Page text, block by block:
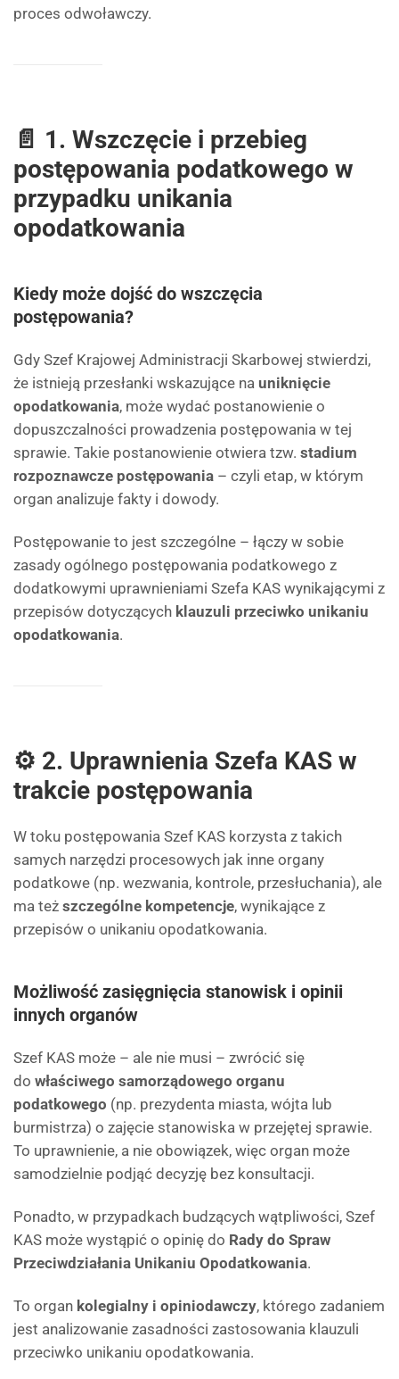
proces odwoławczy.
📄 1. Wszczęcie i przebieg
postępowania podatkowego w
przypadku unikania
opodatkowania
Kiedy może dojść do wszczęcia
postępowania?
Gdy Szef Krajowej Administracji Skarbowej stwierdzi,
że istnieją przesłanki wskazujące na uniknięcie
opodatkowania, może wydać postanowienie o
dopuszczalności prowadzenia postępowania w tej
sprawie. Takie postanowienie otwiera tzw. stadium
rozpoznawcze postępowania – czyli etap, w którym
organ analizuje fakty i dowody.
Postępowanie to jest szczególne – łączy w sobie
zasady ogólnego postępowania podatkowego z
dodatkowymi uprawnieniami Szefa KAS wynikającymi z
przepisów dotyczących klauzuli przeciwko unikaniu
opodatkowania.
⚙️ 2. Uprawnienia Szefa KAS w
trakcie postępowania
W toku postępowania Szef KAS korzysta z takich
samych narzędzi procesowych jak inne organy
podatkowe (np. wezwania, kontrole, przesłuchania), ale
ma też szczególne kompetencje, wynikające z
przepisów o unikaniu opodatkowania.
Możliwość zasięgnięcia stanowisk i opinii
innych organów
Szef KAS może – ale nie musi – zwrócić się
do właściwego samorządowego organu
podatkowego (np. prezydenta miasta, wójta lub
burmistrza) o zajęcie stanowiska w przejętej sprawie.
To uprawnienie, a nie obowiązek, więc organ może
samodzielnie podjąć decyzję bez konsultacji.
Ponadto, w przypadkach budzących wątpliwości, Szef
KAS może wystąpić o opinię do Rady do Spraw
Przeciwdziałania Unikaniu Opodatkowania.
To organ kolegialny i opiniodawczy, którego zadaniem
jest analizowanie zasadności zastosowania klauzuli
przeciwko unikaniu opodatkowania.